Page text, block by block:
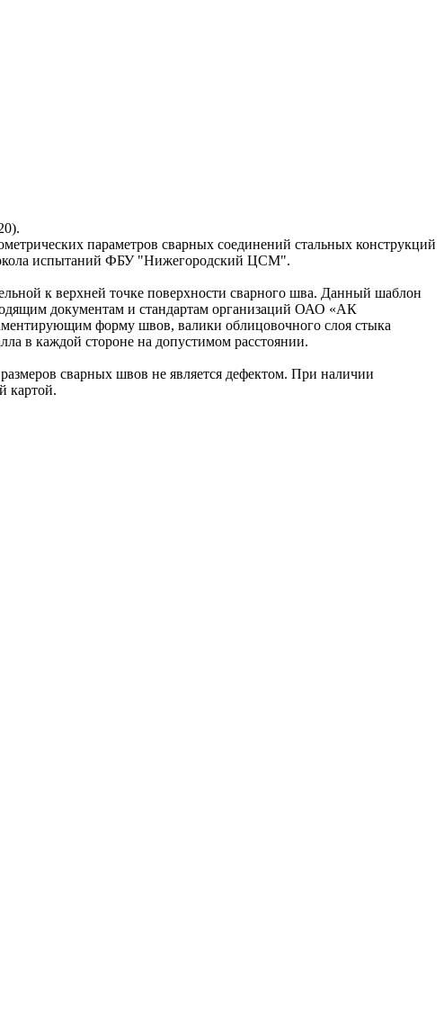
параметров сварных соединений стальных конструкций
испытаний ФБУ "Нижегородский ЦСМ".
к верхней точке поверхности сварного шва. Данный шаблон
документам и стандартам организаций ОАО «АК
форму швов, валики облицовочного слоя стыка
в каждой стороне на допустимом расстоянии.
сварных швов не является дефектом. При наличии
картой.